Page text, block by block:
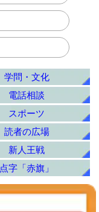
学問・文化
電話相談
スポーツ
読者の広場
新人王戦
点字「赤旗」